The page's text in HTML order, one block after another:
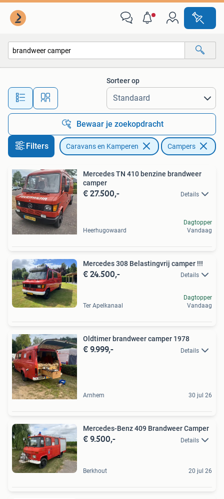
Alle afstanden…
Sorteer op
Bewaar je zoekopdracht
Filters Caravans en Kamperen Campers
Mercedes TN 410 benzine brandweer
camper
€ 27.500,- Details
Heerhugowaard
Dagtopper
Vandaag
Mercedes 308 Belastingvrij camper !!!
€ 24.500,- Details
Ter Apelkanaal
Dagtopper
Vandaag
Oldtimer brandweer camper 1978
€ 9.999,- Details
Arnhem 30 jul 26
Mercedes-Benz 409 Brandweer Camper
€ 9.500,- Details
Berkhout 20 jul 26